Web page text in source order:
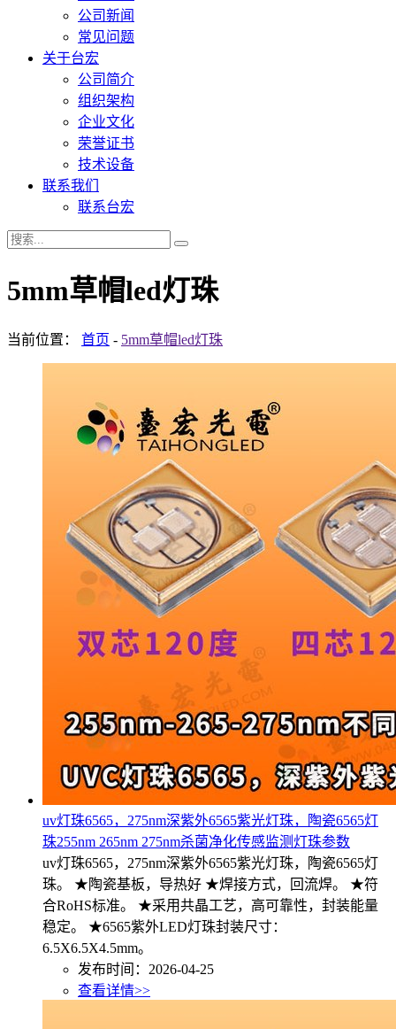
公司新闻
常见问题
关于台宏
公司简介
组织架构
企业文化
荣誉证书
技术设备
联系我们
联系台宏
5mm草帽led灯珠
当前位置： 首页 - 5mm草帽led灯珠
uv灯珠6565，275nm深紫外6565紫光灯珠，陶瓷6565灯
珠255nm 265nm 275nm杀菌净化传感监测灯珠参数
uv灯珠6565，275nm深紫外6565紫光灯珠，陶瓷6565灯
珠。 ★陶瓷基板，导热好 ★焊接方式，回流焊。 ★符
合RoHS标准。 ★采用共晶工艺，高可靠性，封装能量
稳定。 ★6565紫外LED灯珠封装尺寸：
6.5X6.5X4.5mm。
发布时间：2026-04-25
查看详情>>